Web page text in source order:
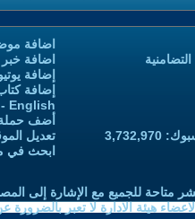
اضافة
اضافة خبر
إضافة
إضافة
English
أضف
تعديل
ابحث في
متاحة للجميع مع الإشارة إلى
هيئة الادارة لا تعبر بالضرورة